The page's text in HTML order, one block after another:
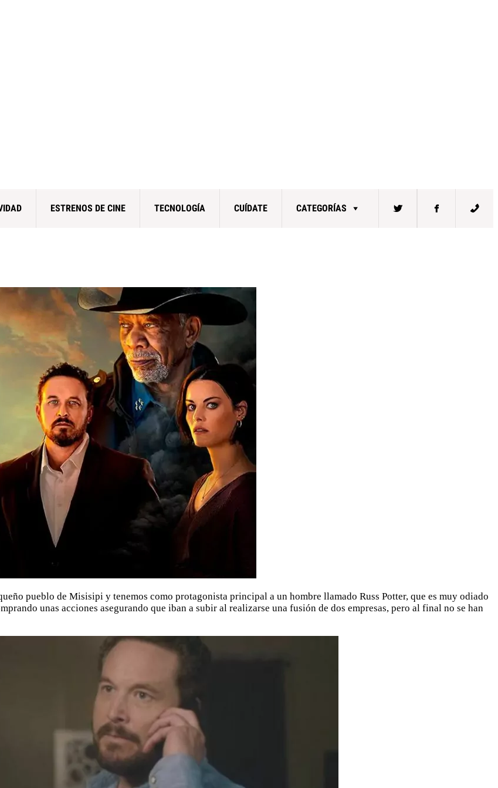
ESTRENOS DE CINE TECNOLOGÍA CUÍDATE CATEGORÍAS
pueblo de Misisipi y tenemos como protagonista principal a un hombre llamado Russ Potter, que es muy odiado
unas acciones asegurando que iban a subir al realizarse una fusión de dos empresas, pero al final no se han